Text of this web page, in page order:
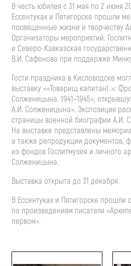
В честь юбилея с 31 мая по 2 июня
Ессентуках и Пятигорске прошли
посвященные жизни и творчеству
Организаторы мероприятий:
и Северо-Кавказская
В.И. Сафонова при поддержке
Гости праздника в Кисловодске
выставку ««Товарищ капитан!..«:
Солженицына. 1941–1945»,
А.И. Солженицына». Экспозиция
страницы военной биографии А.И.
На выставке представлены
а также репродукции документов,
из фондов Гослитмузея и личного
Солженицына.
Выставка открыта до 31 декабря.
В Ессентуках и Пятигорске прошли
по произведениям писателя
первом».